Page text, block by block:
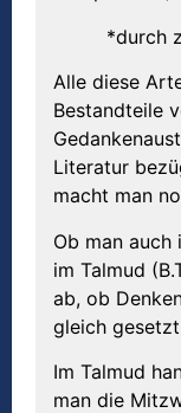
*durch zu
Alle diese
Bestandteile
Literatur
macht man
Ob man auch
im Talmud
ab, ob
gleich
Im Talmud
man die